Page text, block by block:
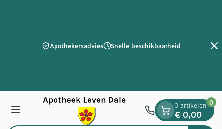
Apothekersadvies Snelle beschikbaarheid
Menu
0 artikelen
€ 0,00
0